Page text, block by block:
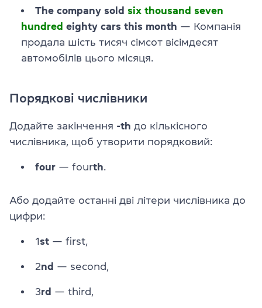
The company sold six thousand seven
hundred eighty cars this month — Компанія
продала шість тисяч сімсот вісімдесят
автомобілів цього місяця.
Порядкові числівники
Додайте закінчення -th до кількісного
числівника, щоб утворити порядковий:
four — fourth
Або додайте останні дві літери числівника до
цифри:
1st — first,
2nd — second,
3rd — third,